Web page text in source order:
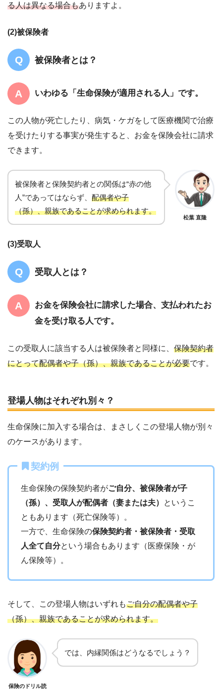
る人は異なる場合もありますよ。
(2)被保険者
被保険者とは？
いわゆる「生命保険が適用される人」です。
この人物が死亡したり、病気・ケガをして医療機関で治療
を受けたりする事実が発生すると、お金を保険会社に請求
できます。
被保険者と保険契約者との関係は“赤の他
人”であってはならず、 配偶者や子
（孫）、親族であることが求められます。
松葉 直隆
(3)受取人
受取人とは？
お金を保険会社に請求した場合、支払われたお
金を受け取る人です。
この受取人に該当する人は被保険者と同様に、 保険契約者
にとって配偶者や子（孫）、親族であることが必要です。
登場人物はそれぞれ別々？
生命保険に加入する場合は、まさしくこの登場人物が別々
のケースがあります。
契約例
生命保険の保険契約者がご自分、被保険者が子
（孫）、受取人が配偶者（妻または夫）
というこ
ともあります（死亡保険等）。
一方で、生命保険の保険契約者・被保険者・受取
人全て自分という場合もあります（医療保険・が
ん保険等）。
そして、この登場人物はいずれもご自分の配偶者や子
（孫）、親族であることが求められます。
保険のドリル読
では、内縁関係はどうなるでしょう？